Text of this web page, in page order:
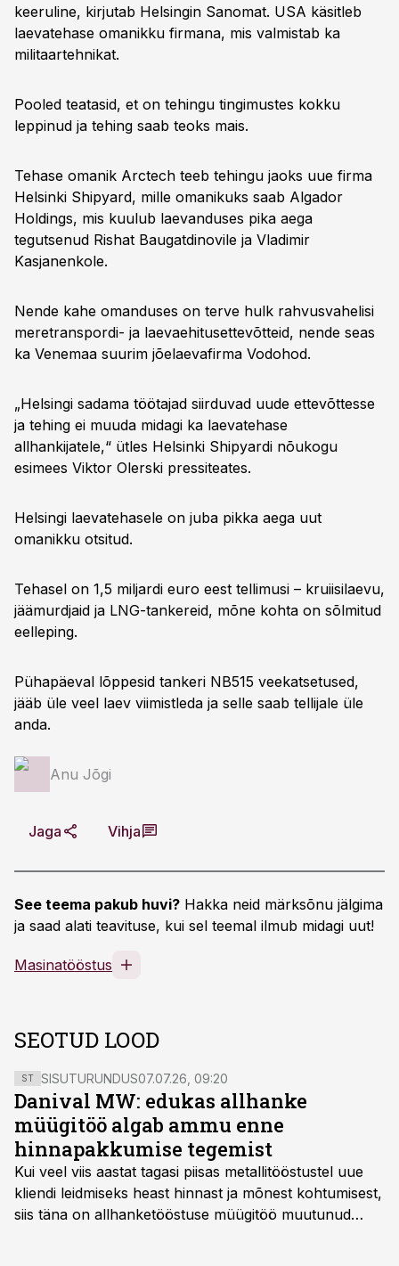
keeruline, kirjutab Helsingin Sanomat. USA käsitleb
laevatehase omanikku firmana, mis valmistab ka
militaartehnikat.
Pooled teatasid, et on tehingu tingimustes kokku
leppinud ja tehing saab teoks mais.
Tehase omanik Arctech teeb tehingu jaoks uue firma
Helsinki Shipyard, mille omanikuks saab Algador
Holdings, mis kuulub laevanduses pika aega
tegutsenud Rishat Baugatdinovile ja Vladimir
Kasjanenkole.
Nende kahe omanduses on terve hulk rahvusvahelisi
meretranspordi- ja laevaehitusettevõtteid, nende seas
ka Venemaa suurim jõelaevafirma Vodohod.
„Helsingi sadama töötajad siirduvad uude ettevõttesse
ja tehing ei muuda midagi ka laevatehase
allhankijatele,“ ütles Helsinki Shipyardi nõukogu
esimees Viktor Olerski pressiteates.
Helsingi laevatehasele on juba pikka aega uut
omanikku otsitud.
Tehasel on 1,5 miljardi euro eest tellimusi – kruiisilaevu,
jäämurdjaid ja LNG-tankereid, mõne kohta on sõlmitud
eelleping.
Pühapäeval lõppesid tankeri NB515 veekatsetused,
jääb üle veel laev viimistleda ja selle saab tellijale üle
anda.
Anu Jõgi
Jaga Vihja
See teema pakub huvi? Hakka neid märksõnu jälgima
ja saad alati teavituse, kui sel teemal ilmub midagi uut!
Masinatööstus
SEOTUD LOOD
ST SISUTURUNDUS07.07.26, 09:20
Danival MW: edukas allhanke
müügitöö algab ammu enne
hinnapakkumise tegemist
Kui veel viis aastat tagasi piisas metallitööstustel uue
kliendi leidmiseks heast hinnast ja mõnest kohtumisest,
siis täna on allhanketööstuse müügitöö muutunud